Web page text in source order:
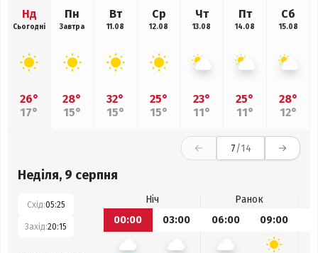
Нд
Сьогодні
26°
17°
Пн
Завтра
28°
15°
Вт
11.08
32°
15°
Ср
12.08
25°
15°
Чт
13.08
23°
11°
Пт
14.08
25°
11°
Сб
15.08
28°
12°
7/14
Неділя, 9 серпня
Схід:05:25
Захід:20:15
Ніч
Ранок
00:00
03:00 06:00 09:00